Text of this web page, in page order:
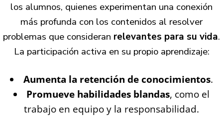
los alumnos, quienes experimentan una conexión
más profunda con los contenidos al resolver
problemas que consideran relevantes para su vida.
La participación activa en su propio aprendizaje:
Aumenta la retención de conocimientos.
Promueve habilidades blandas, como el
trabajo en equipo y la responsabilidad.